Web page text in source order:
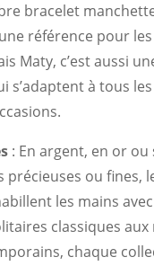
bracelet
référence pour
Maty, c’est aussi
s’adaptent à tous
: En argent, en or ou
précieuses ou fines,
les mains
classiques aux
chaque